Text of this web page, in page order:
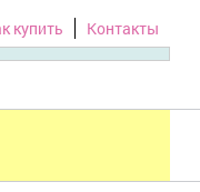
купить Контакты